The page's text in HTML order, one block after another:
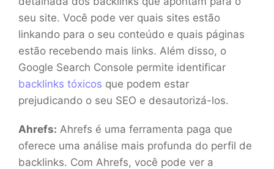
seu site. Você pode ver quais sites estão
linkando para o seu conteúdo e quais páginas
estão recebendo mais links. Além disso, o
Google Search Console permite identificar
backlinks tóxicos que podem estar
prejudicando o seu SEO e desautorizá-los.
Ahrefs: Ahrefs é uma ferramenta paga que
oferece uma análise mais profunda do perfil de
backlinks. Com Ahrefs, você pode ver a